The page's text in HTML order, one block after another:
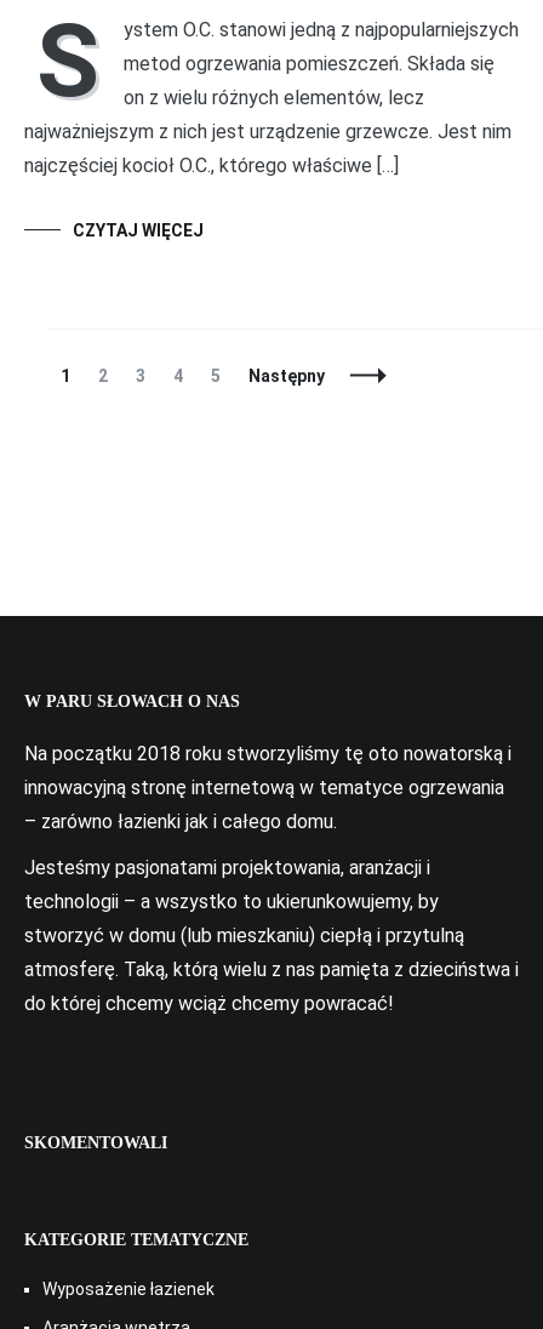
S
ystem O.C. stanowi jedną z najpopularniejszych
metod ogrzewania pomieszczeń. Składa się
on z wielu różnych elementów, lecz
najważniejszym z nich jest urządzenie grzewcze. Jest nim
najczęściej kocioł O.C., którego właściwe […]
CZYTAJ WIĘCEJ
Nawigacja
Strona
1 Strona
2 Strona
3 Strona
4 Strona
5 Następny
W PARU SŁOWACH O NAS
Na początku 2018 roku stworzyliśmy tę oto nowatorską i
innowacyjną stronę internetową w tematyce ogrzewania
– zarówno łazienki jak i całego domu.
Jesteśmy pasjonatami projektowania, aranżacji i
technologii – a wszystko to ukierunkowujemy, by
stworzyć w domu (lub mieszkaniu) ciepłą i przytulną
atmosferę. Taką, którą wielu z nas pamięta z dzieciństwa i
do której chcemy wciąż chcemy powracać!
SKOMENTOWALI
KATEGORIE TEMATYCZNE
Wyposażenie łazienek